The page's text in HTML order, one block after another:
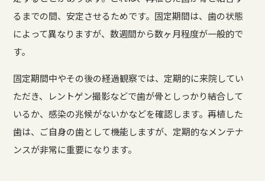
るまでの間、安定させるためです。固定期間は、歯の状態
によって異なりますが、数週間から数ヶ月程度が一般的で
す。
固定期間中やその後の経過観察では、定期的に来院してい
ただき、レントゲン撮影などで歯が骨としっかり結合して
いるか、感染の兆候がないかなどを確認します。再植した
歯は、ご自身の歯として機能しますが、定期的なメンテナ
ンスが非常に重要になります。